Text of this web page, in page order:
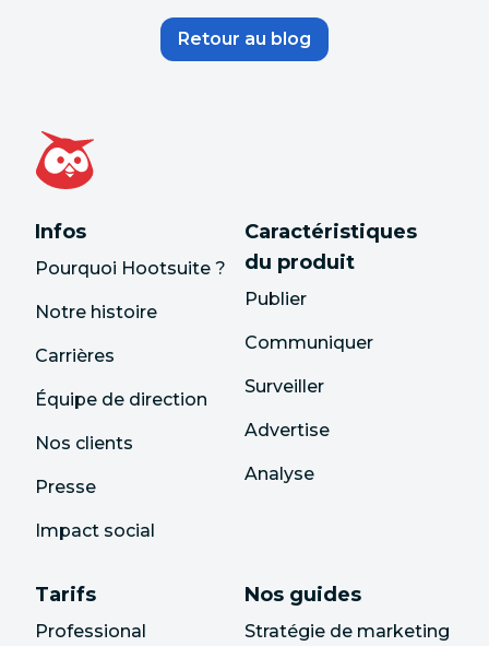
Retour au blog
Infos
Pourquoi Hootsuite ?
Notre histoire
Carrières
Équipe de direction
Nos clients
Presse
Impact social
Caractéristiques
du produit
Publier
Communiquer
Surveiller
Advertise
Analyse
Tarifs
Professional
Nos guides
Stratégie de marketing